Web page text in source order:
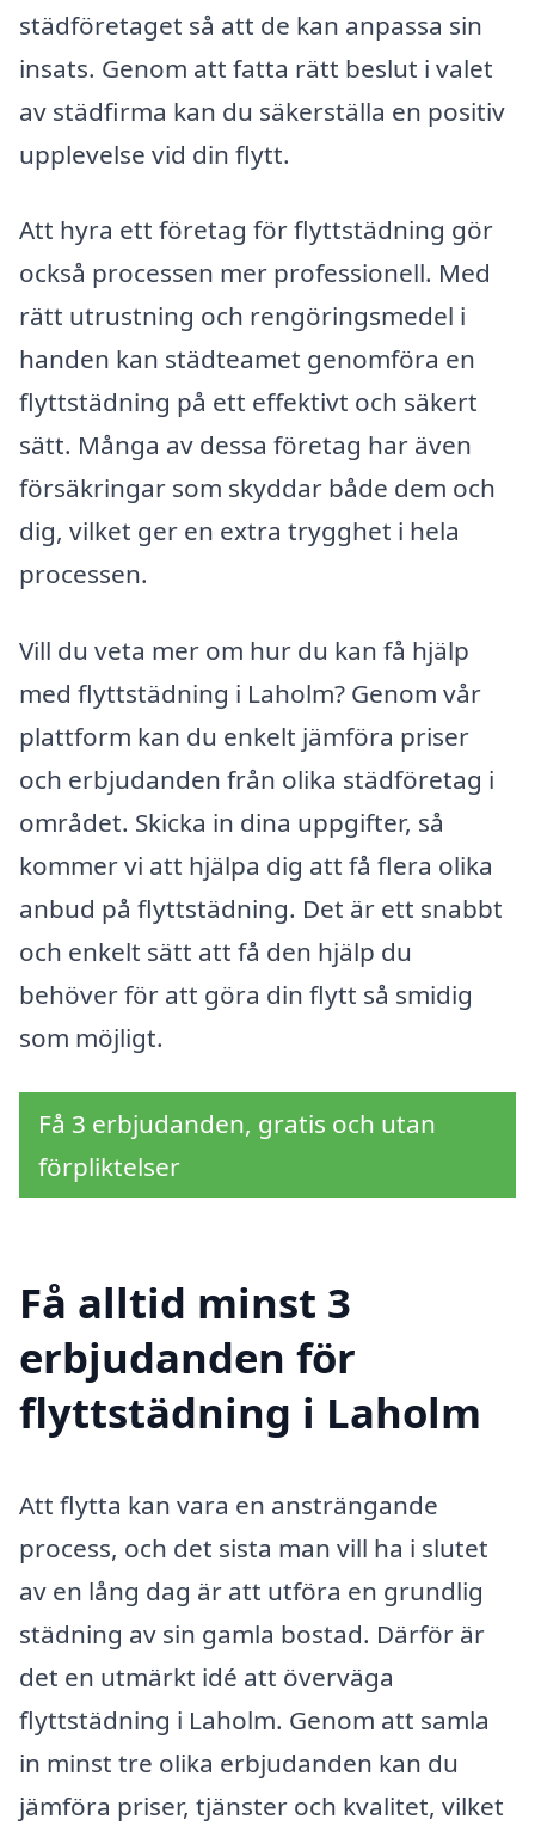
städföretaget så att de kan anpassa sin
insats. Genom att fatta rätt beslut i valet
av städfirma kan du säkerställa en positiv
upplevelse vid din flytt.
Att hyra ett företag för flyttstädning gör
också processen mer professionell. Med
rätt utrustning och rengöringsmedel i
handen kan städteamet genomföra en
flyttstädning på ett effektivt och säkert
sätt. Många av dessa företag har även
försäkringar som skyddar både dem och
dig, vilket ger en extra trygghet i hela
processen.
Vill du veta mer om hur du kan få hjälp
med flyttstädning i Laholm? Genom vår
plattform kan du enkelt jämföra priser
och erbjudanden från olika städföretag i
området. Skicka in dina uppgifter, så
kommer vi att hjälpa dig att få flera olika
anbud på flyttstädning. Det är ett snabbt
och enkelt sätt att få den hjälp du
behöver för att göra din flytt så smidig
som möjligt.
Få 3 erbjudanden, gratis och utan
förpliktelser
Få alltid minst 3
erbjudanden för
flyttstädning i Laholm
Att flytta kan vara en ansträngande
process, och det sista man vill ha i slutet
av en lång dag är att utföra en grundlig
städning av sin gamla bostad. Därför är
det en utmärkt idé att överväga
flyttstädning i Laholm. Genom att samla
in minst tre olika erbjudanden kan du
jämföra priser, tjänster och kvalitet, vilket